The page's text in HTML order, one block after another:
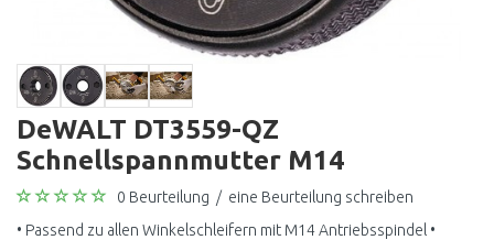
DeWALT DT3559-QZ
Schnellspannmutter M14
0 Beurteilung / eine Beurteilung schreiben
• Passend zu allen Winkelschleifern mit M14 Antriebsspindel •